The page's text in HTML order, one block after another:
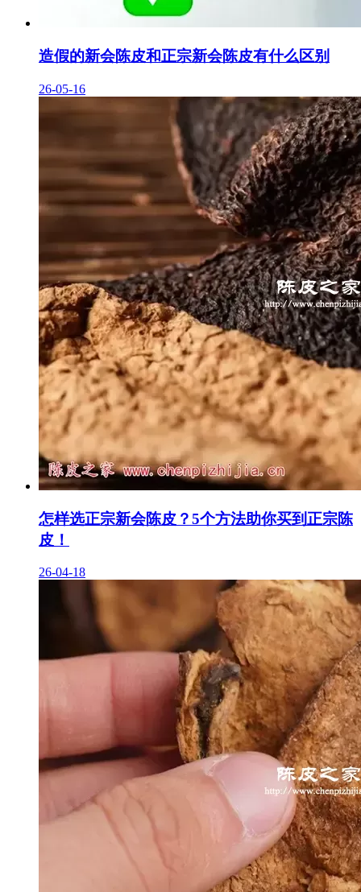
造假的新会陈皮和正宗新会陈皮有什么区别
26-05-16
怎样选正宗新会陈皮？5个方法助你买到正宗陈
皮！
26-04-18